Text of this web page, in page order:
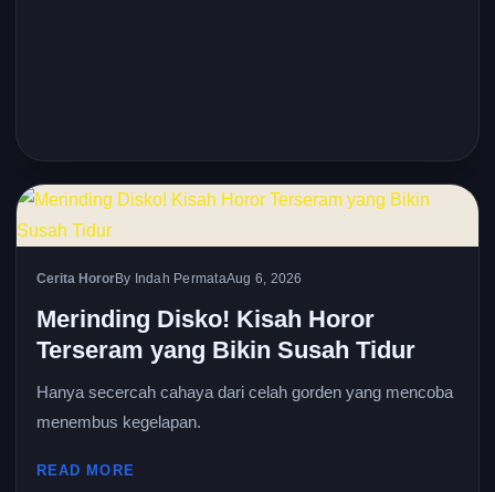
Cerita HororBy Indah PermataAug 6, 2026
Merinding Disko! Kisah Horor
Terseram yang Bikin Susah Tidur
Hanya secercah cahaya dari celah gorden yang mencoba
menembus kegelapan.
READ MORE